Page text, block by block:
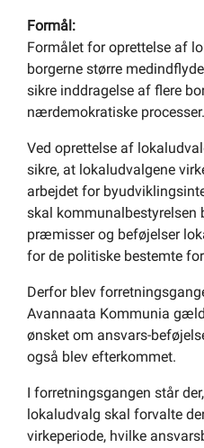
Formål:
Formålet for oprettelse af
borgerne større
sikre inddragelse af flere
nærdemokratiske processer.
Ved oprettelse af
sikre, at lokaludvalgene
arbejdet for
skal kommunalbestyrelsen
præmisser og beføjelser
for de politiske bestemte
Derfor blev
Avannaata Kommunia
ønsket om ansvars-
også blev efterkommet.
I forretningsgangen står
lokaludvalg skal forvalte
virkeperiode, hvilke